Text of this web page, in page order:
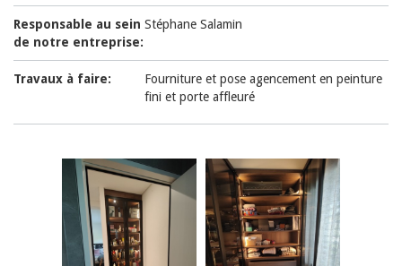
Responsable au sein
de notre entreprise:
Stéphane Salamin
Travaux à faire:
Fourniture et pose agencement en peinture
fini et porte affleuré